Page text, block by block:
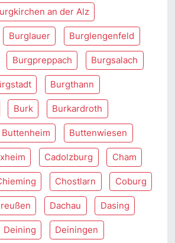
an der Alz
Burglauer Burglengenfeld
Burgpreppach Burgsalach
Burgthann
Burk Burkardroth
Buttenheim Buttenwiesen
Cadolzburg Cham
Chostlarn Coburg
Dachau Dasing
Deining Deiningen